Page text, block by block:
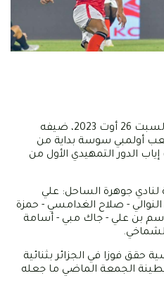
يستقبل النجم الساحلي اليوم السبت 26 أوت 2023، ضيفه
أولمبي سوسة بداية من
الدور التمهيدي الأول من
لنادي جوهرة الساحل: علي
- صلاح الغدامسي - حمزة
بن علي - جاك مبي - أسامة
حقق فوزا في الجزائر بثنائية
الجمعة الماضي ما جعله